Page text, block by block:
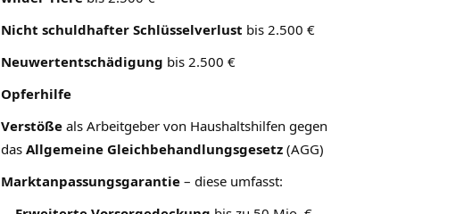
Nicht schuldhafter Schlüsselverlust bis 2.500 €
Neuwertentschädigung bis 2.500 €
Opferhilfe
Verstöße als Arbeitgeber von Haushaltshilfen gegen
das Allgemeine Gleichbehandlungsgesetz (AGG)
Marktanpassungsgarantie – diese umfasst: